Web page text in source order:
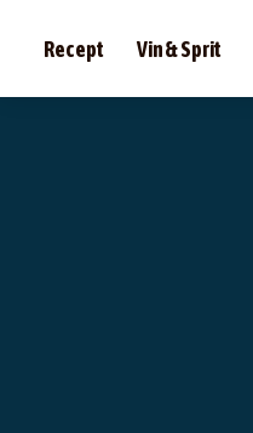
Recept Vin & Sprit